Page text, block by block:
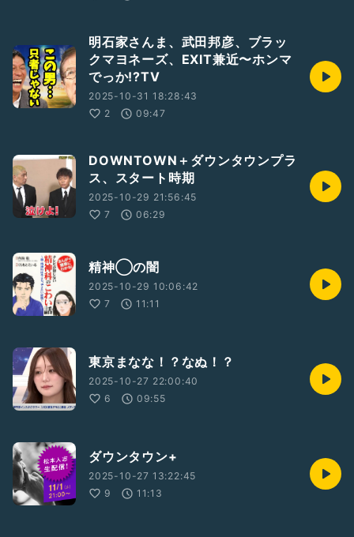
明石家さんま、武田邦彦、ブラッ
クマヨネーズ、EXIT兼近〜ホンマ
でっか!?TV
2025-10-31 18:28:43
2
09:47
DOWNTOWN＋ダウンタウンプラ
ス、スタート時期
2025-10-29 21:56:45
7
06:29
精神◯の闇
2025-10-29 10:06:42
7
11:11
東京まなな！？なぬ！？
2025-10-27 22:00:40
6
09:55
ダウンタウン+
2025-10-27 13:22:45
9
11:13